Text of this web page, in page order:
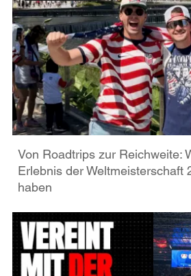
Von Roadtrips zur Reichweite:
Erlebnis der Weltmeisterschaft
haben